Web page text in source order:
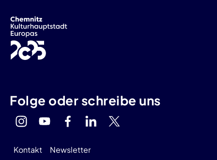
Folge oder schreibe uns
Kontakt Newsletter